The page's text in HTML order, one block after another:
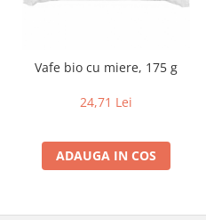
Uleiuri esentiale alimentare bio
Vafe bio cu miere, 175 g
24,71 Lei
ADAUGA IN COS